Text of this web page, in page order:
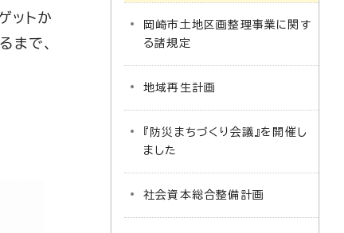
ットか
まで、
岡崎市土地区画整理事業に関す
る諸規定
地域再生計画
『防災まちづくり会議』を開催し
ました
社会資本総合整備計画